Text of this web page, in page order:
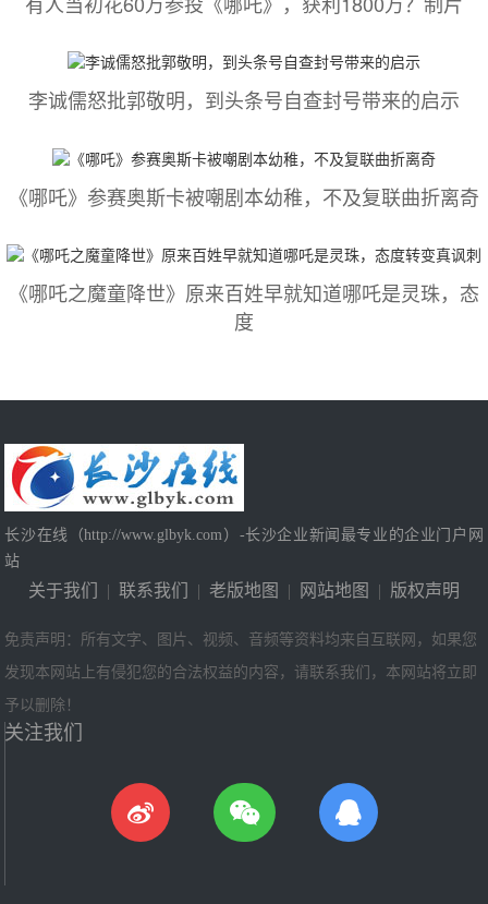
李诚儒怒批郭敬明，到头条号自查封号带来的启示
《哪吒》参赛奥斯卡被嘲剧本幼稚，不及复联曲折离奇
《哪吒之魔童降世》原来百姓早就知道哪吒是灵珠，态
度
长沙在线（http://www.glbyk.com）-长沙企业新闻最专业的企业门户网
站
关于我们 | 联系我们 | 老版地图 | 网站地图 | 版权声明
免责声明：所有文字、图片、视频、音频等资料均来自互联网，如果您
发现本网站上有侵犯您的合法权益的内容，请联系我们，本网站将立即
予以删除！
关注我们